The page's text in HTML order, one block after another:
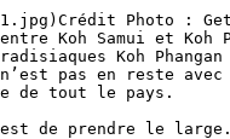
Photo :
Koh Samui et Koh
Koh
pas en reste avec
de tout le pays.
de prendre le